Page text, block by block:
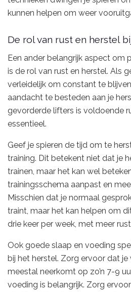
kunnen helpen om weer
De rol van rust en herstel
Een ander belangrijk aspect om
is de rol van rust en herstel. Als
verleidelijk om constant te
aandacht te besteden aan je
gevorderde lifters is voldoende
essentieel.
Geef je spieren de tijd om te
training. Dit betekent niet dat je
trainen, maar het kan wel
trainingsschema aanpast en
Misschien dat je normaal
traint, maar het kan helpen om
drie keer per week, met meer
Ook goede slaap en voeding
bij het herstel. Zorg ervoor dat
meestal neerkomt op zo’n 7-9
voeding is belangrijk. Zorg